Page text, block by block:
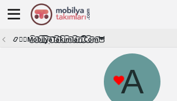
📿🧙‍♂️M͜͡o͜͡b͜͡i͜͡l͜͡y͜͡a͜͡T͜͡a͜͡k͜͡i͜͡m͜͡l͜͡a͜͡r͜͡i͜͡.͜͡C͜͡o͜͡m͜͡🦉
A